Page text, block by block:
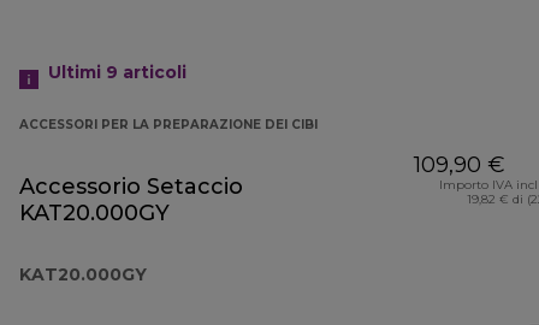
Ultimi 9 articoli
ACCESSORI PER LA PREPARAZIONE DEI CIBI
Accessorio Setaccio
KAT20.000GY
KAT20.000GY
109,90 €
Importo IVA
19,82 € di